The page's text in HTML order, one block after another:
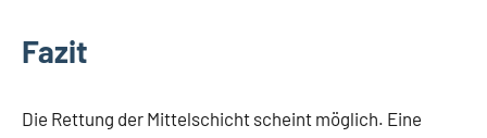
Fazit
Die Rettung der Mittelschicht scheint möglich. Eine